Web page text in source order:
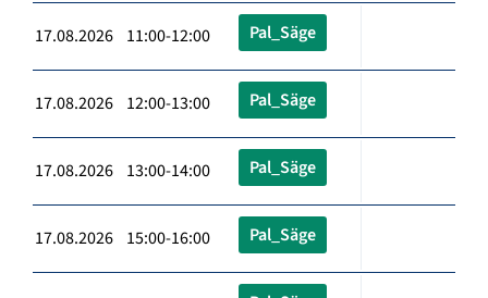
17.08.2026 11:00-12:00 Pal_Säge
17.08.2026 12:00-13:00 Pal_Säge
17.08.2026 13:00-14:00 Pal_Säge
17.08.2026 15:00-16:00 Pal_Säge